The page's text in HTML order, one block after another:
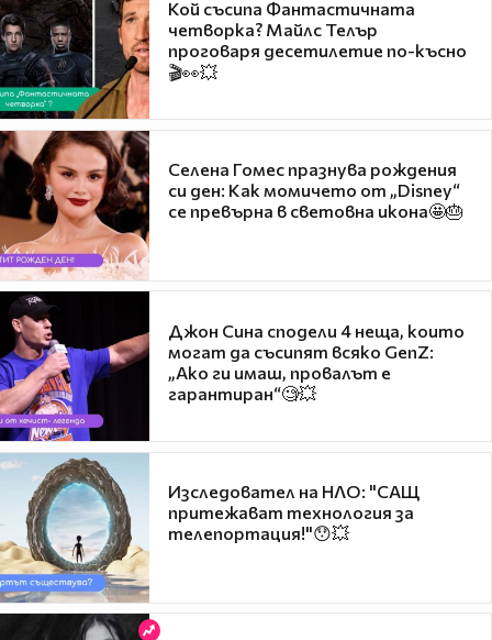
Кой съсипа Фантастичната
четворка? Майлс Телър
проговаря десетилетие по-късно
🎬👀💥
Селена Гомес празнува рождения
си ден: Как момичето от „Disney“
се превърна в световна икона🤩🎂
Джон Сина сподели 4 неща, които
могат да съсипят всяко GenZ:
„Ако ги имаш, провалът е
гарантиран“🧐💥
Изследовател на НЛО: "САЩ
притежават технология за
телепортация!"😯💥